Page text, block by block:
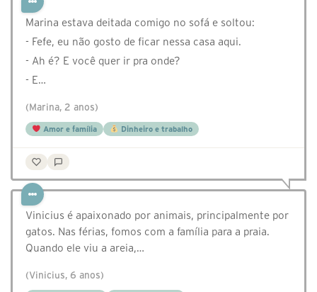
Marina estava deitada comigo no sofá e soltou:
- Fefe, eu não gosto de ficar nessa casa aqui.
- Ah é? E você quer ir pra onde?
- E…
(Marina, 2 anos)
Amor e família Dinheiro e trabalho
Vinicius é apaixonado por animais, principalmente por
gatos. Nas férias, fomos com a família para a praia.
Quando ele viu a areia,…
(Vinicius, 6 anos)